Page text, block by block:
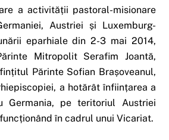
a activității pastoral-misionare
Austriei și Luxemburg-
eparhiale din 2-3 mai 2014,
Mitropolit Serafim Joantă,
Părinte Sofian Brașoveanul,
a hotărât înființarea a
Germania, pe teritoriul Austriei
în cadrul unui Vicariat.